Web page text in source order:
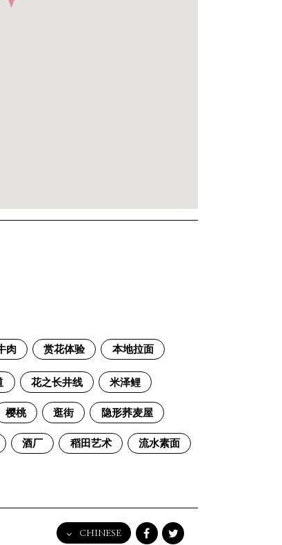
肉 赏花体验 本地拉面
花之长井线 米泽鲤
樱桃 逛街 隐形荞麦屋
酒厂 稻田艺术 流水素面
CHINESE